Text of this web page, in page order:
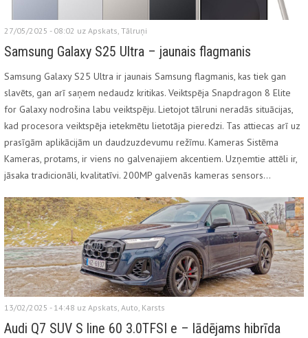
27/05/2025 - 08:02 uz Apskats Tālruņi
Samsung Galaxy S25 Ultra – jaunais flagmanis
Samsung Galaxy S25 Ultra ir jaunais Samsung flagmanis, kas tiek gan
slavēts, gan arī saņem nedaudz kritikas. Veiktspēja Snapdragon 8 Elite
for Galaxy nodrošina labu veiktspēju. Lietojot tālruni neradās situācijas,
kad procesora veiktspēja ietekmētu lietotāja pieredzi. Tas attiecas arī uz
prasīgām aplikācijām un daudzuzdevumu režīmu. Kameras Sistēma
Kameras, protams, ir viens no galvenajiem akcentiem. Uzņemtie attēli ir,
jāsaka tradicionāli, kvalitatīvi. 200MP galvenās kameras sensors…
13/02/2025 - 14:48 uz Apskats, Auto, Karsts
Audi Q7 SUV S line 60 3.0TFSI e – lādējams hibrīda